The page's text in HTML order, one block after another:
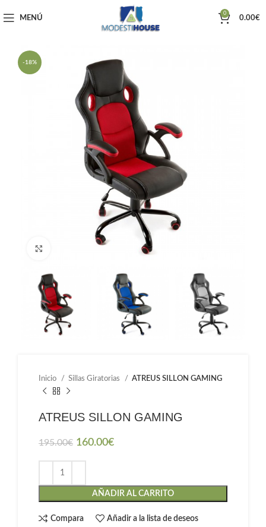
MENÚ
0
0.00€
-18%
Inicio Sillas Giratorias ATREUS SILLON GAMING
ATREUS SILLON GAMING
195.00€ 160.00€
AÑADIR AL CARRITO
Compara Añadir a la lista de deseos